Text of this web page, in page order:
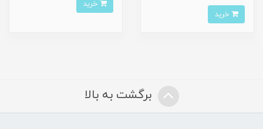
برگشت به بالا